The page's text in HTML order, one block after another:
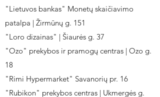
"Lietuvos bankas" Monetų skaičiavimo
patalpa | Žirmūnų g. 151
"Loro dizainas" | Šiaurės g. 37
"Ozo" prekybos ir pramogų centras | Ozo g.
18
"Rimi Hypermarket" Savanorių pr. 16
"Rubikon" prekybos centras | Ukmergės g.